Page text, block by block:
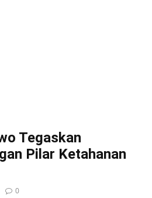
Tegaskan
Pilar Ketahanan
0